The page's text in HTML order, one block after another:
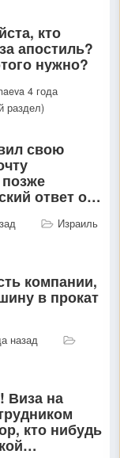
кто
апостиль?
нужно?
4 года
раздел)
свою
ответ от
ждите Израиль
компании,
в прокат
назад
Виза на
кто нибудь